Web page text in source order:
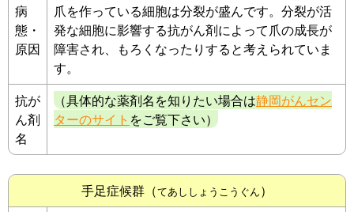
病
態・
原因
爪を作っている細胞は分裂が盛んです。分裂が活
発な細胞に影響する抗がん剤によって爪の成長が
障害され、もろくなったりすると考えられていま
す。
抗が
ん剤
名
（具体的な薬剤名を知りたい場合は静岡がんセン
ターのサイト をご覧下さい）
手足症候群（てあししょうこうぐん）